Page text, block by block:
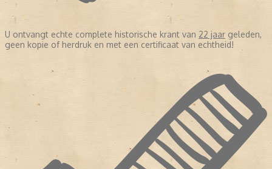
U ontvangt echte complete historische krant van 22 jaar geleden,
geen kopie of herdruk en met een certificaat van echtheid!